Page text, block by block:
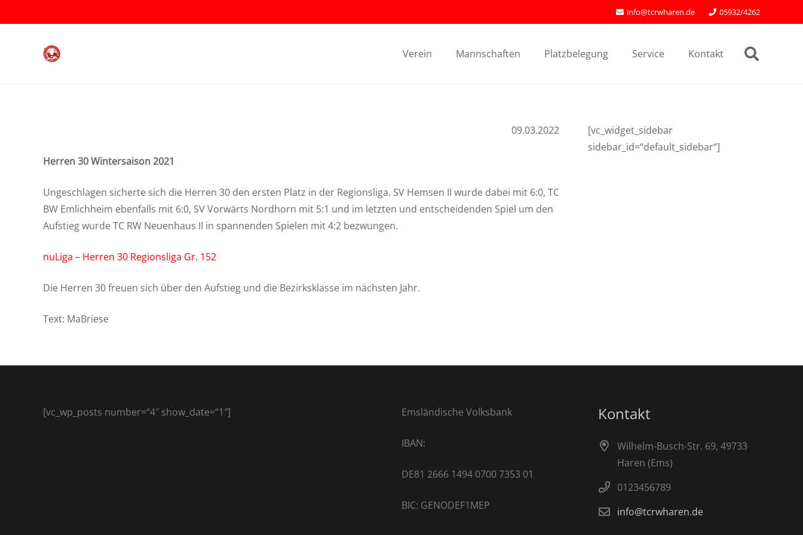
info@tcrwharen.de 05932/4262
Verein Mannschaften Platzbelegung Service Kontakt
09.03.2022
Herren 30 Wintersaison 2021
Ungeschlagen sicherte sich die Herren 30 den ersten Platz in der Regionsliga. SV Hemsen II wurde dabei mit 6:0, TC
BW Emlichheim ebenfalls mit 6:0, SV Vorwärts Nordhorn mit 5:1 und im letzten und entscheidenden Spiel um den
Aufstieg wurde TC RW Neuenhaus II in spannenden Spielen mit 4:2 bezwungen.
nuLiga – Herren 30 Regionsliga Gr. 152
Die Herren 30 freuen sich über den Aufstieg und die Bezirksklasse im nächsten Jahr.
Text: MaBriese
[vc_widget_sidebar
sidebar_id=“default_sidebar“]
[vc_wp_posts number=“4″ show_date=“1″] Emsländische Volksbank
IBAN:
DE81 2666 1494 0700 7353 01
BIC: GENODEF1MEP
Kontakt
Wilhelm-Busch-Str. 69, 49733
Haren (Ems)
0123456789
info@tcrwharen.de